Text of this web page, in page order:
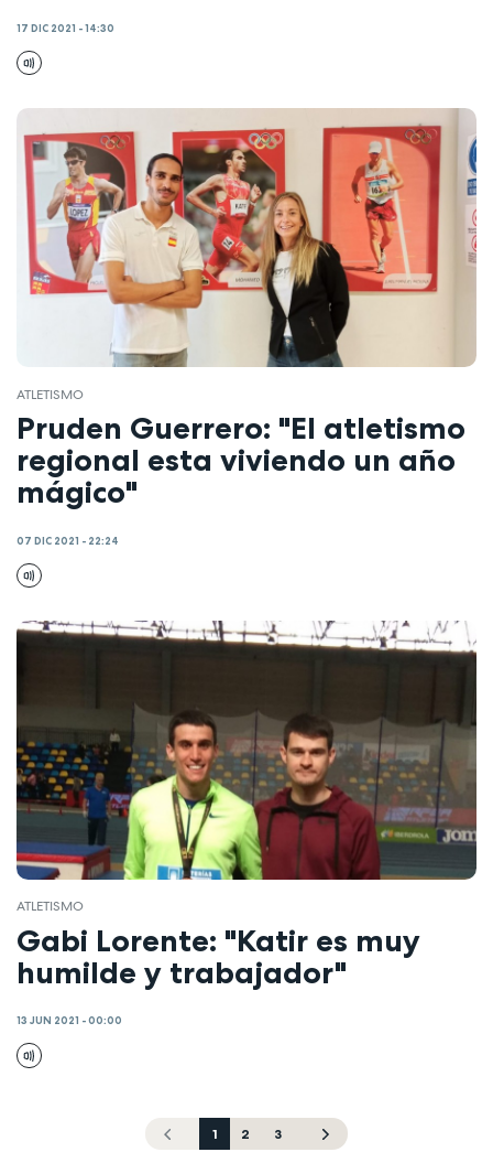
17 DIC 2021 - 14:30
ATLETISMO
Pruden Guerrero: "El atletismo
regional esta viviendo un año
mágico"
07 DIC 2021 - 22:24
ATLETISMO
Gabi Lorente: "Katir es muy
humilde y trabajador"
13 JUN 2021 - 00:00
1 2 3